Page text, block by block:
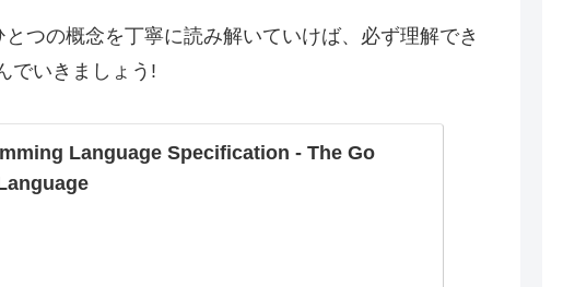
つの概念を丁寧に読み解いていけば、必ず理解でき
でいきましょう!
Language Specification - The Go